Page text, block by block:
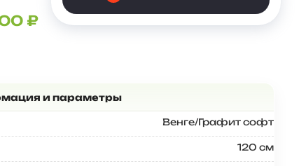
₽
Венге/Графит софт
120 см